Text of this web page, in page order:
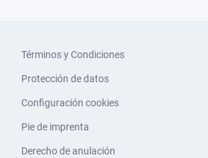
Términos y Condiciones
Protección de datos
Configuración cookies
Pie de imprenta
Derecho de anulación